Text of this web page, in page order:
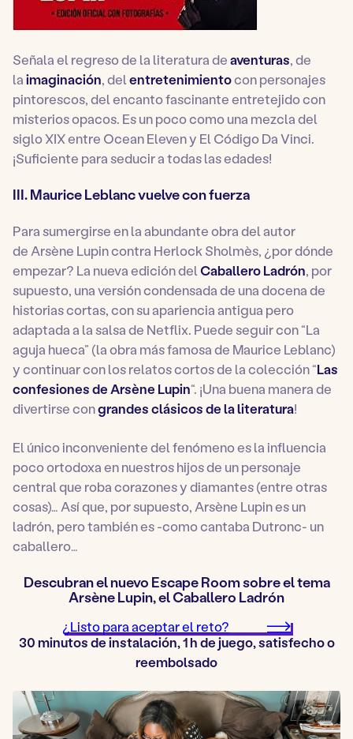
Señala el regreso de la literatura deaventuras, de
laimaginación, delentretenimientocon personajes
pintorescos, del encanto fascinante entretejido con
misterios opacos. Es un poco como una mezcla del
siglo XIX entre Ocean Eleven y El Código Da Vinci.
¡Suficiente para seducir a todas las edades!
III. Maurice Leblanc vuelve con fuerza
Para sumergirse en la abundante obra del autor
de Arsène Lupin contra Herlock Sholmès, ¿por dónde
empezar? La nueva edición delCaballero Ladrón, por
supuesto, una versión condensada de una docena de
historias cortas, con su apariencia antigua pero
adaptada a la salsa de Netflix. Puede seguir con “La
aguja hueca” (la obra más famosa de Maurice Leblanc)
y continuar con los relatos cortos de la colección “Las
confesiones de Arsène Lupin“. ¡Una buena manera de
divertirse congrandes clásicos de la literatura!
El único inconveniente del fenómeno es la influencia
poco ortodoxa en nuestros hijos de un personaje
central que roba corazones y diamantes (entre otras
cosas)… Así que, por supuesto, Arsène Lupin es un
ladrón, pero también es -como cantaba Dutronc- un
caballero…
Descubran el nuevo Escape Room sobre el tema
Arsène Lupin, el Caballero Ladrón
¿Listo para aceptar el reto?
30 minutos de instalación, 1 h de juego, satisfecho o
reembolsado